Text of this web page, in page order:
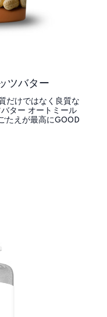
ツバター
だけではなく良質な
ター オートミール
たえが最高にGOOD